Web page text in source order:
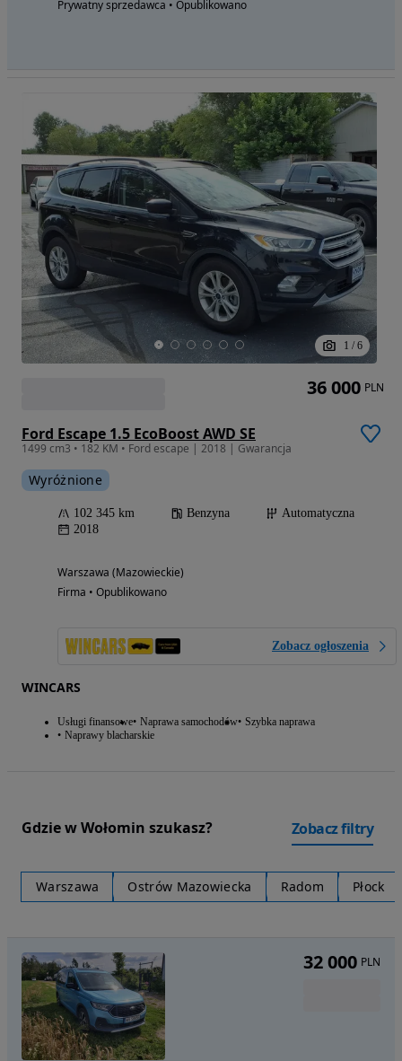
Prywatny sprzedawca • Opublikowano
1 / 6
Ford Escape 1.5 EcoBoost AWD SE
1499 cm3 • 182 KM • Ford escape | 2018 | Gwarancja
Wyróżnione
102 345 km Benzyna
Automatyczna
2018
Warszawa (Mazowieckie)
Firma • Opublikowano
Zobacz ogłoszenia
WINCARS
Usługi finansowe Naprawa samochodów Szybka naprawa
Naprawy blacharskie
36 000 PLN
Gdzie w Wołomin szukasz? Zobacz filtry
Warszawa Ostrów Mazowiecka Radom Płock
32 000 PLN